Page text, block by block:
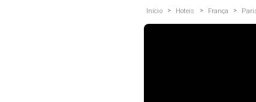
Início > Hoteis > França >